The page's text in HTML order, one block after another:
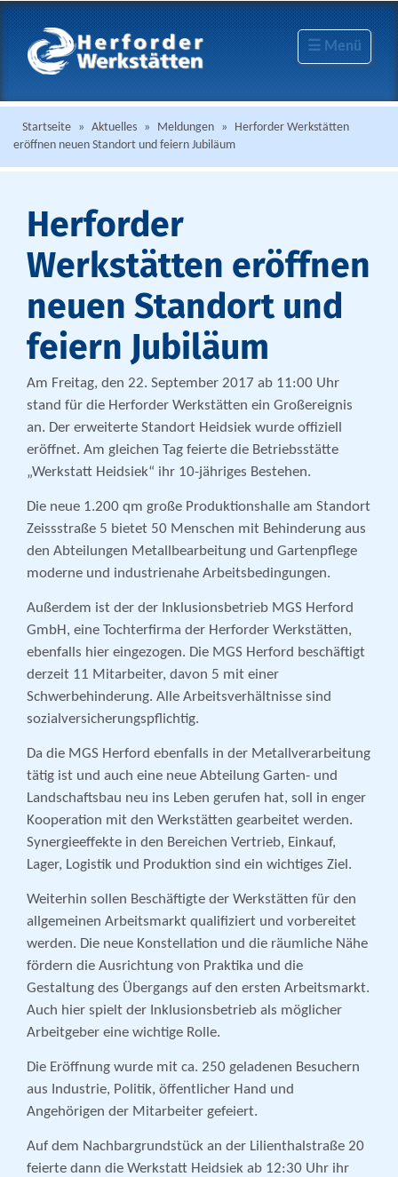
☰ Menü
Startseite » Aktuelles » Meldungen »
Herforder Werkstätten
eröffnen neuen Standort und feiern Jubiläum
Herforder
Werkstätten eröffnen
neuen Standort und
feiern Jubiläum
Am Freitag, den 22. September 2017 ab 11:00 Uhr
stand für die Herforder Werkstätten ein Großereignis
an. Der erweiterte Standort Heidsiek wurde offiziell
eröffnet. Am gleichen Tag feierte die Betriebsstätte
„Werkstatt Heidsiek“ ihr 10-jähriges Bestehen.
Die neue 1.200 qm große Produktionshalle am Standort
Zeissstraße 5 bietet 50 Menschen mit Behinderung aus
den Abteilungen Metallbearbeitung und Gartenpflege
moderne und industrienahe Arbeitsbedingungen.
Außerdem ist der der Inklusionsbetrieb MGS Herford
GmbH, eine Tochterfirma der Herforder Werkstätten,
ebenfalls hier eingezogen. Die MGS Herford beschäftigt
derzeit 11 Mitarbeiter, davon 5 mit einer
Schwerbehinderung. Alle Arbeitsverhältnisse sind
sozialversicherungs­pflichtig.
Da die MGS Herford ebenfalls in der Metallverarbeitung
tätig ist und auch eine neue Abteilung Garten- und
Landschaftsbau neu ins Leben gerufen hat, soll in enger
Kooperation mit den Werkstätten gearbeitet werden.
Synergieeffekte in den Bereichen Vertrieb, Einkauf,
Lager, Logistik und Produktion sind ein wichtiges Ziel.
Weiterhin sollen Beschäftigte der Werkstätten für den
allgemeinen Arbeitsmarkt qualifiziert und vorbereitet
werden. Die neue Konstellation und die räumliche Nähe
fördern die Ausrichtung von Praktika und die
Gestaltung des Übergangs auf den ersten Arbeitsmarkt.
Auch hier spielt der Inklusionsbetrieb als möglicher
Arbeitgeber eine wichtige Rolle.
Die Eröffnung wurde mit ca. 250 geladenen Besuchern
aus Industrie, Politik, öffentlicher Hand und
Angehörigen der Mitarbeiter gefeiert.
Auf dem Nachbargrundstück an der Lilienthalstraße 20
feierte dann die Werkstatt Heidsiek ab 12:30 Uhr ihr